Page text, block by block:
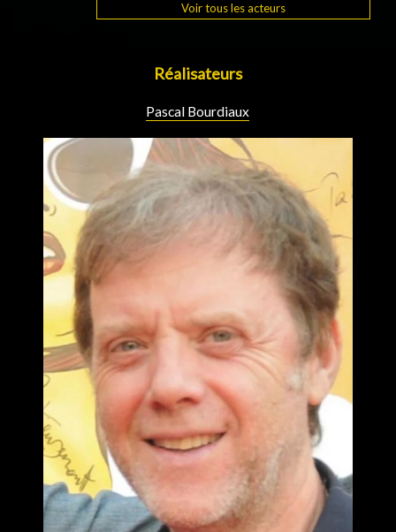
Voir tous les acteurs
Réalisateurs
Pascal Bourdiaux